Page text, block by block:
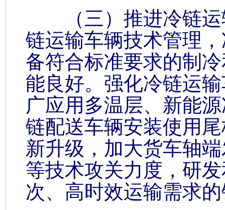
（三）推进冷链运
链运输车辆技术管理
备符合标准要求的制
能良好。强化冷链运
广应用多温层、新能
链配送车辆安装使用
新升级，加大货车轴
等技术攻关力度，研
次、高时效运输需求